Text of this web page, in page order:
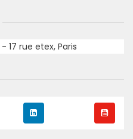
- 17 rue etex, Paris